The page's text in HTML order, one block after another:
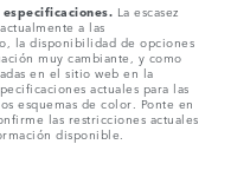
La escasez
a las
la disponibilidad de opciones
muy cambiante, y como
en el sitio web en la
actuales para las
esquemas de color. Ponte en
las restricciones actuales
disponible.